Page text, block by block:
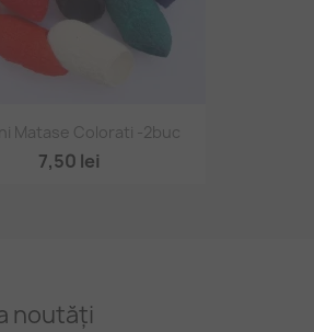
Matase Colorati -2buc
7,50 lei
noutăți